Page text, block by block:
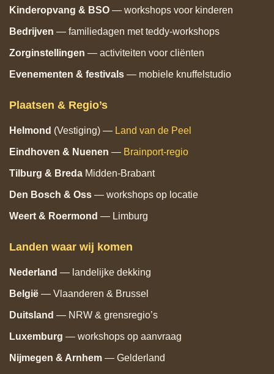
Kinderopvang & BSO — workshops voor kinderen
Bedrijven — familiedagen met teddy‑workshops
Zorginstellingen — activiteiten voor cliënten
Evenementen & festivals — mobiele knuffelstudio
Plaatsen & Regio’s
Helmond (Vestiging) — Land van de Peel
Eindhoven & Nuenen — Brainport‑regio
Tilburg & Breda Midden‑Brabant
Den Bosch & Oss — workshops op locatie
Weert & Roermond — Limburg
Landen waar wij komen
Nederland — landelijke dekking
België — Vlaanderen & Brussel
Duitsland — NRW & grensregio’s
Luxemburg — workshops op aanvraag
Nijmegen & Arnhem — Gelderland